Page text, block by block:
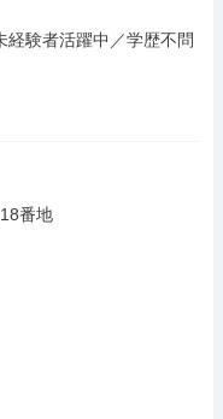
験者活躍中／学歴不問
番地